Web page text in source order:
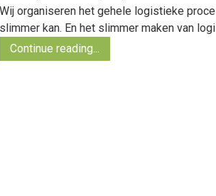
Wij organiseren het gehele logistieke
slimmer kan. En het slimmer maken van
Continue reading...